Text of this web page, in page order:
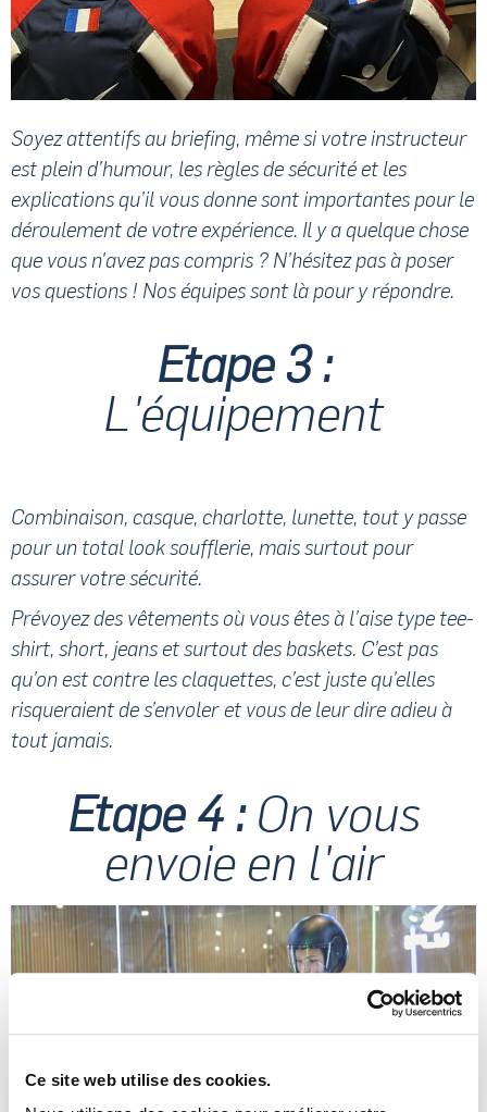
Ce site web utilise des cookies.
Soyez attentifs au briefing, même si votre instructeur
est plein d’humour, les règles de sécurité et les
explications qu’il vous donne sont importantes pour le
déroulement de votre expérience. Il y a quelque chose
que vous n’avez pas compris ? N’hésitez pas à poser
vos questions ! Nos équipes sont là pour y répondre.
Etape 3 :
L'équipement
Combinaison, casque, charlotte, lunette, tout y passe
pour un total look soufflerie, mais surtout pour
assurer votre sécurité.
Prévoyez des vêtements où vous êtes à l’aise type tee-
shirt, short, jeans et surtout des baskets. C’est pas
qu’on est contre les claquettes, c’est juste qu’elles
risqueraient de s’envoler et vous de leur dire adieu à
tout jamais.
Etape 4 :On vous
envoie en l'air